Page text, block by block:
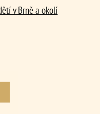
v Brně a okolí